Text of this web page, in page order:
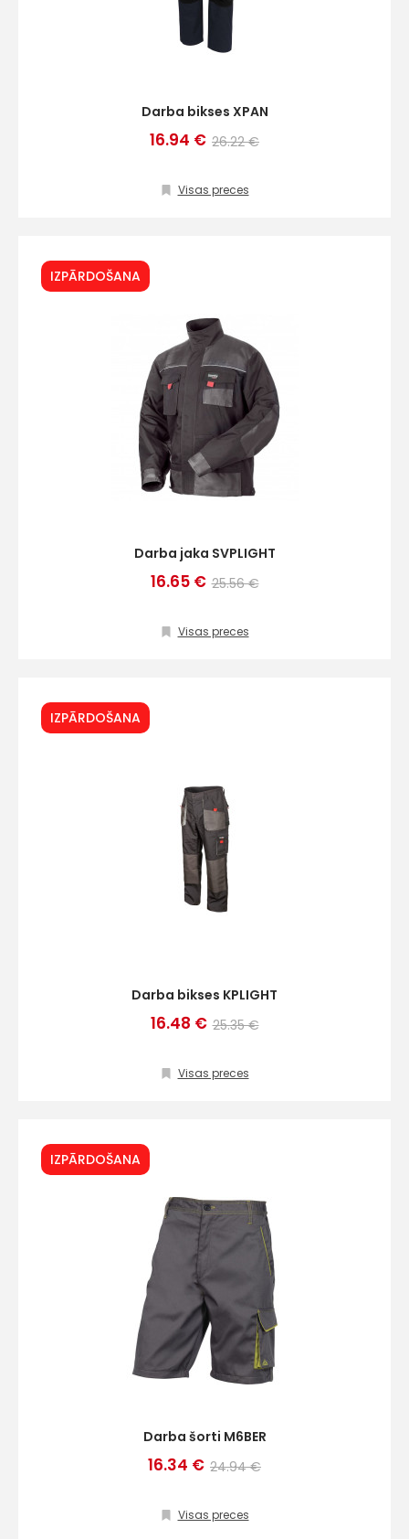
Darba bikses XPAN
16.94 € 26.22 €
Visas preces
IZPĀRDOŠANA
Darba jaka SVPLIGHT
16.65 € 25.56 €
Visas preces
IZPĀRDOŠANA
Darba bikses KPLIGHT
16.48 € 25.35 €
Visas preces
IZPĀRDOŠANA
Darba šorti M6BER
16.34 € 24.94 €
Visas preces